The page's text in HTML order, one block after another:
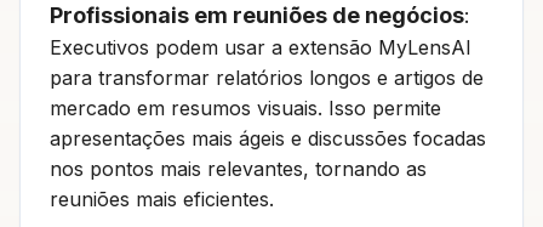
Profissionais em reuniões de negócios:
Executivos podem usar a extensão MyLensAI
para transformar relatórios longos e artigos de
mercado em resumos visuais. Isso permite
apresentações mais ágeis e discussões focadas
nos pontos mais relevantes, tornando as
reuniões mais eficientes.